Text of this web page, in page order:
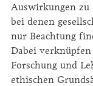
Auswirkungen
bei denen
nur Beachtung
Dabei
Forschung und
ethischen